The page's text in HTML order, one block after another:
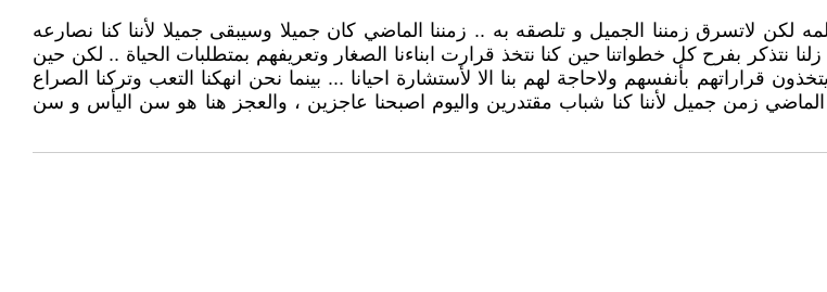
لاتسرق زمننا الجميل و تلصقه به .. زمننا الماضي كان جميلا وسيبقى جميلا لأننا كنا نصارعه
زلنا نتذكر بفرح كل خطواتنا حين كنا نتخذ قرارت ابناءنا الصغار وتعريفهم بمتطلبات الحياة .. لكن حين
بأنفسهم ولاحاجة لهم بنا الا لأستشارة احيانا ... بينما نحن انهكنا التعب وتركنا الصراع
الماضي زمن جميل لأننا كنا شباب مقتدرين واليوم اصبحنا عاجزين ، والعجز هنا هو سن اليأس و سن